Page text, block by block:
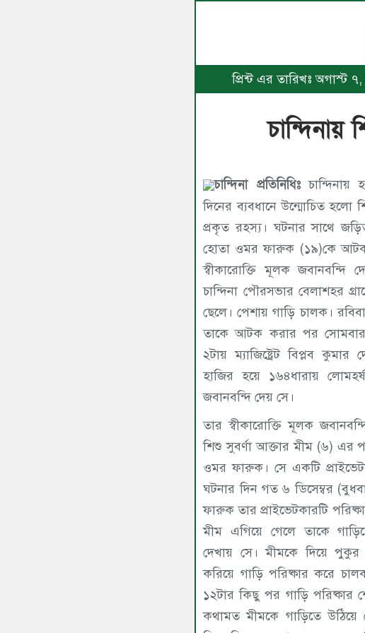
প্রিন্ট এর তারিখঃ অগাস্ট
চান্দিনায়
চান্দিনা প্রতিনিধিঃ চান্দিনায়
দিনের ব্যবধানে উন্মোচিত হলো
প্রকৃত রহস্য। ঘটনার সাথে
হোতা ওমর ফারুক (১৯)কে
স্বীকারোক্তি মূলক
চান্দিনা পৌরসভার বেলাশহর
ছেলে। পেশায় গাড়ি চালক।
তাকে আটক করার পর
২টায় ম্যাজিষ্ট্রেট বিপ্লব
হাজির হয়ে ১৬৪ধারায়
জবানবন্দি দেয় সে।
তার স্বীকারোক্তি মূলক
শিশু সুবর্ণা আক্তার মীম (৬) এর
ওমর ফারুক। সে একটি
ঘটনার দিন গত ৬ ডিসেম্বর
ফারুক তার প্রাইভেটকারটি
মীম এগিয়ে গেলে তাকে
দেখায় সে। মীমকে দিয়ে পুকুর
করিয়ে গাড়ি পরিষ্কার করে
১২টার কিছু পর গাড়ি
কথামত মীমকে গাড়িতে